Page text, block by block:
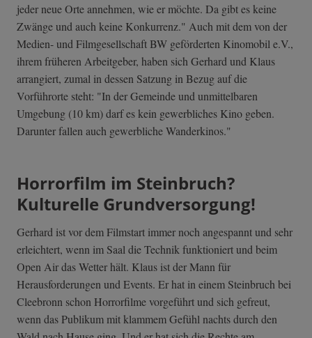
jeder neue Orte annehmen, wie er möchte. Da gibt es keine
Zwänge und auch keine Konkurrenz." Auch mit dem von der
Medien- und Filmgesellschaft BW geförderten Kinomobil e.V.,
ihrem früheren Arbeitgeber, haben sich Gerhard und Klaus
arrangiert, zumal in dessen Satzung in Bezug auf die
Vorführorte steht: "In der Gemeinde und unmittelbaren
Umgebung (10 km) darf es kein gewerbliches Kino geben.
Darunter fallen auch gewerbliche Wanderkinos."
Horrorfilm im Steinbruch?
Kulturelle Grundversorgung!
Gerhard ist vor dem Filmstart immer noch angespannt und sehr
erleichtert, wenn im Saal die Technik funktioniert und beim
Open Air das Wetter hält. Klaus ist der Mann für
Herausforderungen und Events. Er hat in einem Steinbruch bei
Cleebronn schon Horrorfilme vorgeführt und sich gefreut,
wenn das Publikum mit klammem Gefühl nachts durch den